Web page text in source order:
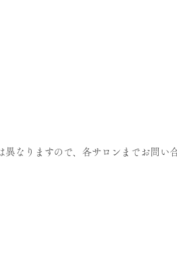
なりますので、各サロンまでお問い